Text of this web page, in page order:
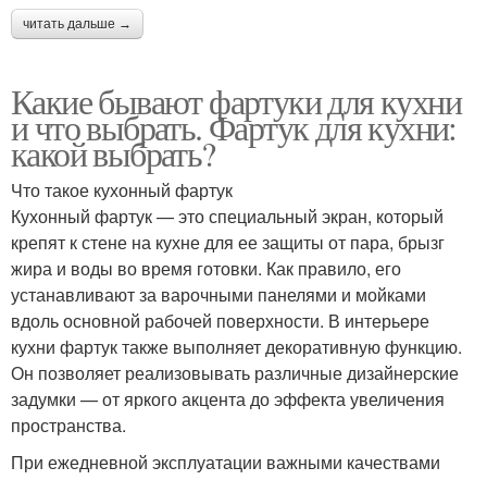
читать дальше →
Какие бывают фартуки для кухни
и что выбрать. Фартук для кухни:
какой выбрать?
Что такое кухонный фартук
Кухонный фартук — это специальный экран, который
крепят к стене на кухне для ее защиты от пара, брызг
жира и воды во время готовки. Как правило, его
устанавливают за варочными панелями и мойками
вдоль основной рабочей поверхности. В интерьере
кухни фартук также выполняет декоративную функцию.
Он позволяет реализовывать различные дизайнерские
задумки — от яркого акцента до эффекта увеличения
пространства.
При ежедневной эксплуатации важными качествами